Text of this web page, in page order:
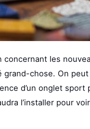
concernant les
grand-chose. On
d’un onglet sport
l’installer pour